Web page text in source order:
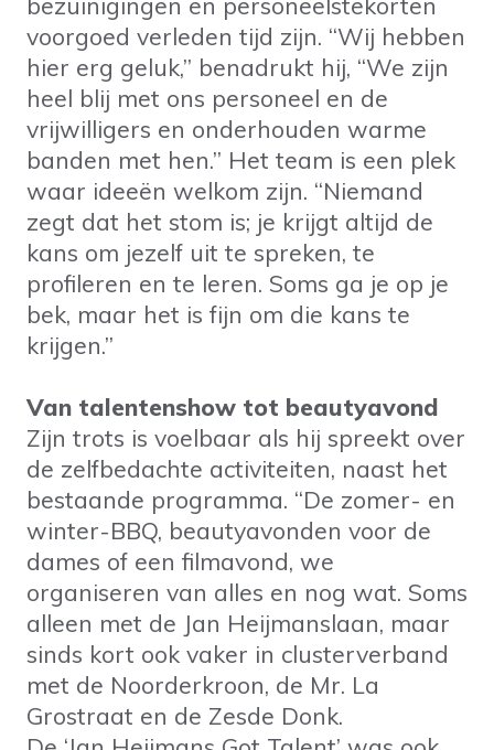
voorgoed verleden tijd zijn. “Wij hebben
hier erg geluk,” benadrukt hij, “We zijn
heel blij met ons personeel en de
vrijwilligers en onderhouden warme
banden met hen.” Het team is een plek
waar ideeën welkom zijn. “Niemand
zegt dat het stom is; je krijgt altijd de
kans om jezelf uit te spreken, te
profileren en te leren. Soms ga je op je
bek, maar het is fijn om die kans te
krijgen.”
Van talentenshow tot beautyavond
Zijn trots is voelbaar als hij spreekt over
de zelfbedachte activiteiten, naast het
bestaande programma. “De zomer- en
winter-BBQ, beautyavonden voor de
dames of een filmavond, we
organiseren van alles en nog wat. Soms
alleen met de Jan Heijmanslaan, maar
sinds kort ook vaker in clusterverband
met de Noorderkroon, de Mr. La
Grostraat en de Zesde Donk.